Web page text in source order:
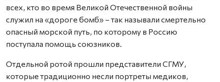
всех, кто во время Великой Отечественной войны
служил на «дороге бомб» – так называли смертельно
опасный морской путь, по которому в Россию
поступала помощь союзников.
Отдельной ротой прошли представители СГМУ,
которые традиционно несли портреты медиков,